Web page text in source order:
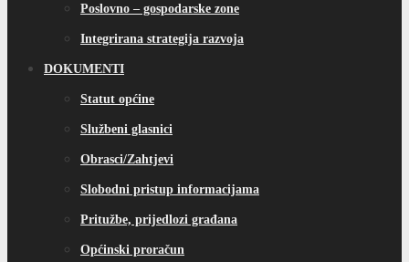
Poslovno – gospodarske zone
Integrirana strategija razvoja
DOKUMENTI
Statut općine
Službeni glasnici
Obrasci/Zahtjevi
Slobodni pristup informacijama
Pritužbe, prijedlozi građana
Općinski proračun